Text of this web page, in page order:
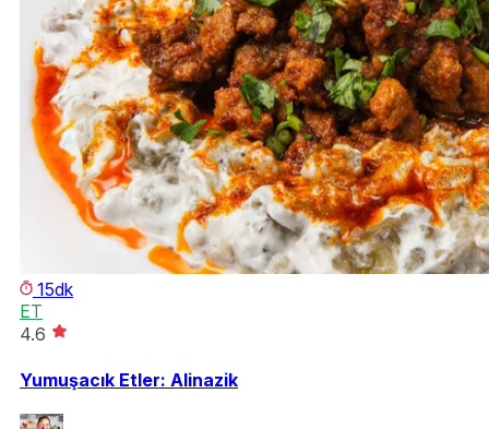
15dk
ET
4.6
Yumuşacık Etler: Alinazik